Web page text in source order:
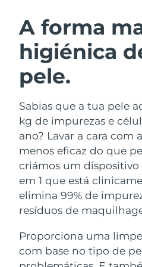
A forma
higiénica
pele.
Sabias que a tua pele
kg de impurezas e
ano? Lavar a cara com
menos eficaz do que
criámos um dispositivo
em 1 que está
elimina 99% de
resíduos de
Proporciona uma
com base no tipo de
Limpeza facial
Anti-aging
LUNA™ 4
Massage, LED
LUNA™ 4
Microcurrent
BEAR™ 2
Microcurrent
BEAR™ 2
Hidratação
UFO™ 3 kit
Deep facial
UFO™ 3 LED
Near-infrared
device
issa™ 4
Hybrid silicone
Smart hybrid
TRATAMENTO
FAQ™
Antienvelhecimento
Áustria
Barein
Bélgica
Bermudas
Bósnia e
Herzegovina
Brunei
Bulgária
Chile